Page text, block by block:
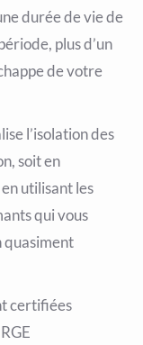
durée de vie de
plus d’un
de votre
l’isolation des
soit en
utilisant les
qui vous
quasiment
certifiées